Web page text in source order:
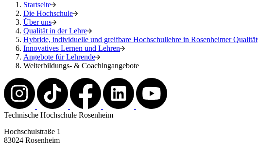
Startseite
Die Hochschule
Über uns
Qualität in der Lehre
Hybride, individuelle und greifbare Hochschullehre in Rosenheimer Qualität
Innovatives Lernen und Lehren
Angebote für Lehrende
Weiterbildungs- & Coachingangebote
Technische Hochschule Rosenheim
Hochschulstraße 1
83024 Rosenheim